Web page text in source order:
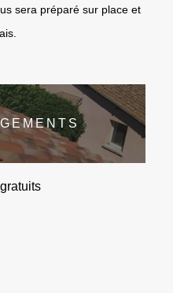
sera préparé sur place et